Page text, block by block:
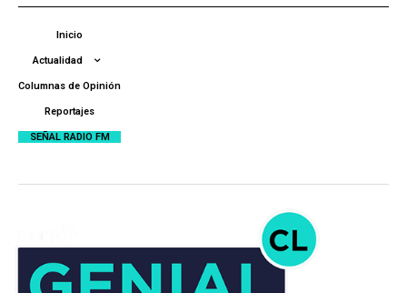
Inicio
Actualidad
Columnas de Opinión
Reportajes
SEÑAL RADIO FM